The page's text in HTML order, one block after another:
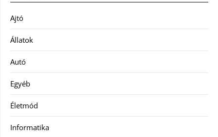
Ajtó
Állatok
Autó
Egyéb
Életmód
Informatika